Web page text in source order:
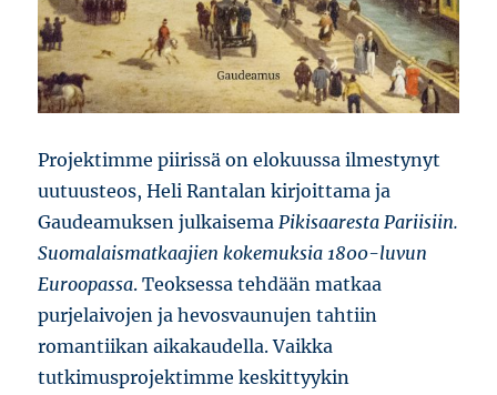
Projektimme piirissä on elokuussa ilmestynyt
uutuusteos, Heli Rantalan kirjoittama ja
Gaudeamuksen julkaisema Pikisaaresta Pariisiin.
Suomalaismatkaajien kokemuksia 1800-luvun
Euroopassa. Teoksessa tehdään matkaa
purjelaivojen ja hevosvaunujen tahtiin
romantiikan aikakaudella. Vaikka
tutkimusprojektimme keskittyykin